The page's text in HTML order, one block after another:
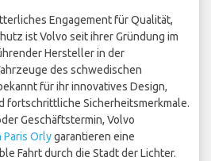
Engagement für Qualität,
ist Volvo seit ihrer Gründung im
Hersteller in der
des schwedischen
für ihr innovatives Design,
fortschrittliche Sicherheitsmerkmale.
Geschäftstermin, Volvo
Paris Orlygarantieren eine
Fahrt durch die Stadt der Lichter.